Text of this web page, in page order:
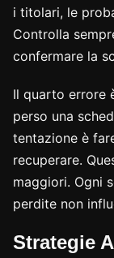
i titolari, le
Controlla
confermare la
Il quarto errore
perso una
tentazione è
recuperare.
maggiori. Ogni
perdite non
Strategie